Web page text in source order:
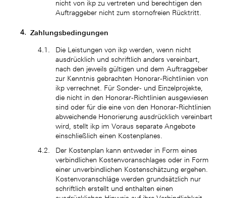
nicht von ikp zu vertreten und berechtigen den
Auftraggeber nicht zum stornofreien Rücktritt.
Zahlungsbedingungen
Die Leistungen von ikp werden, wenn nicht
ausdrücklich und schriftlich anders vereinbart,
nach den jeweils gültigen und dem Auftraggeber
zur Kenntnis gebrachten Honorar-Richtlinien von
ikp verrechnet. Für Sonder- und Einzelprojekte,
die nicht in den Honorar-Richtlinien ausgewiesen
sind oder für die eine von den Honorar-Richtlinien
abweichende Honorierung ausdrücklich vereinbart
wird, stellt ikp im Voraus separate Angebote
einschließlich einen Kostenplanes.
Der Kostenplan kann entweder in Form eines
verbindlichen Kostenvoranschlages oder in Form
einer unverbindlichen Kostenschätzung ergehen.
Kostenvoranschläge werden grundsätzlich nur
schriftlich erstellt und enthalten einen